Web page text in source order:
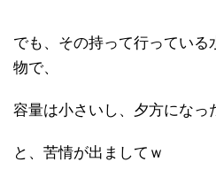
でも、その持って行っている
物で、
容量は小さいし、夕方になっ
と、苦情が出ましてｗ